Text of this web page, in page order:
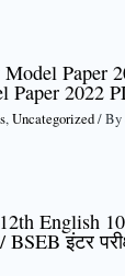
Paper
Paper 2022
,Uncategorized/ By
English
इंटर